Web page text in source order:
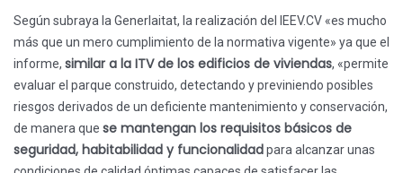
Según subraya la Generlaitat, la realización del IEEV.CV «es mucho
más que un mero cumplimiento de la normativa vigente» ya que el
informe, similar a la ITV de los edificios de viviendas, «permite
evaluar el parque construido, detectando y previniendo posibles
riesgos derivados de un deficiente mantenimiento y conservación,
de manera que se mantengan los requisitos básicos de
seguridad, habitabilidad y funcionalidadpara alcanzar unas